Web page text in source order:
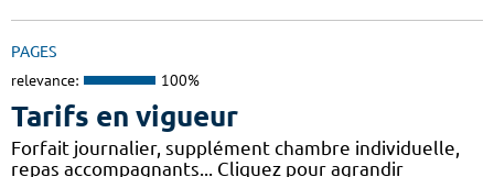
PAGES
relevance: 100%
Tarifs en vigueur
Forfait journalier, supplément chambre individuelle,
repas accompagnants... Cliquez pour agrandir